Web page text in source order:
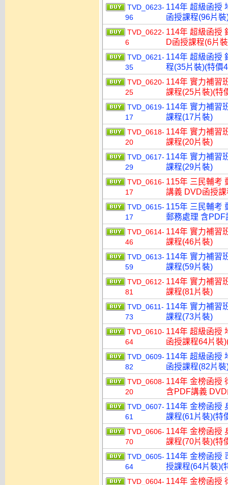
TVD_0623-
96
114年 超級函授
函授課程(96片
TVD_0622-
6
114年 超級函授
D函授課程(6片
TVD_0621-
35
114年 超級函授
程(35片裝)(特價
TVD_0620-
25
114年 實力補習
課程(25片裝)(特
TVD_0619-
17
114年 實力補習
課程(17片裝)
TVD_0618-
20
114年 實力補習
課程(20片裝)
TVD_0617-
29
114年 實力補習
課程(29片裝)
TVD_0616-
17
115年 三民輔考
講義 DVD函授
TVD_0615-
17
115年 三民輔考
郵務處理 含PDF
TVD_0614-
46
114年 實力補習
課程(46片裝)
TVD_0613-
59
114年 實力補習
課程(59片裝)
TVD_0612-
81
114年 實力補習
課程(81片裝)
TVD_0611-
73
114年 實力補習
課程(73片裝)
TVD_0610-
64
114年 超級函授
函授課程64片裝
TVD_0609-
82
114年 超級函授
函授課程(82片
TVD_0608-
20
114年 金榜函授
含PDF講義
TVD_0607-
61
114年 金榜函授
課程(61片裝)(特
TVD_0606-
70
114年 金榜函授
課程(70片裝)(特
TVD_0605-
64
114年 金榜函授
授課程(64片裝)(
TVD_0604- 114年 金榜函授